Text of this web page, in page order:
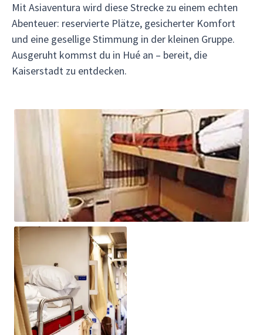
Mit Asiaventura wird diese Strecke zu einem echten
Abenteuer: reservierte Plätze, gesicherter Komfort
und eine gesellige Stimmung in der kleinen Gruppe.
Ausgeruht kommst du in Hué an – bereit, die
Kaiserstadt zu entdecken.